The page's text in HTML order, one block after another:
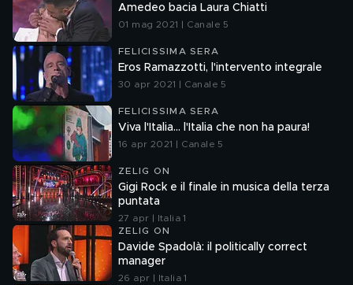
Amedeo bacia Laura Chiatti
01 mag 2021 | Canale 5
FELICISSIMA SERA
Eros Ramazzotti, l'intervento integrale
30 apr 2021 | Canale 5
FELICISSIMA SERA
Viva l'Italia... l'Italia che non ha paura!
16 apr 2021 | Canale 5
ZELIG ON
Gigi Rock e il finale in musica della terza
puntata
27 apr | Italia 1
ZELIG ON
Davide Spadolà: il politically correct
manager
26 apr | Italia 1